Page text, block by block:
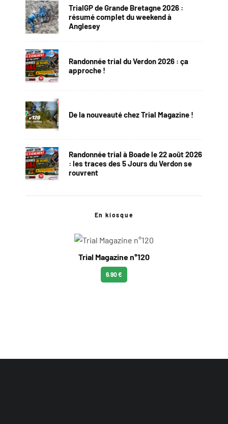
TrialGP de Grande Bretagne 2026 :
résumé complet du weekend à
Anglesey
Randonnée trial du Verdon 2026 : ça
approche !
De la nouveauté chez Trial Magazine !
Randonnée trial à Boade le 22 août 2026
: les traces des 5 Jours du Verdon se
rouvrent
En kiosque
Trial Magazine n°120
6.90 €